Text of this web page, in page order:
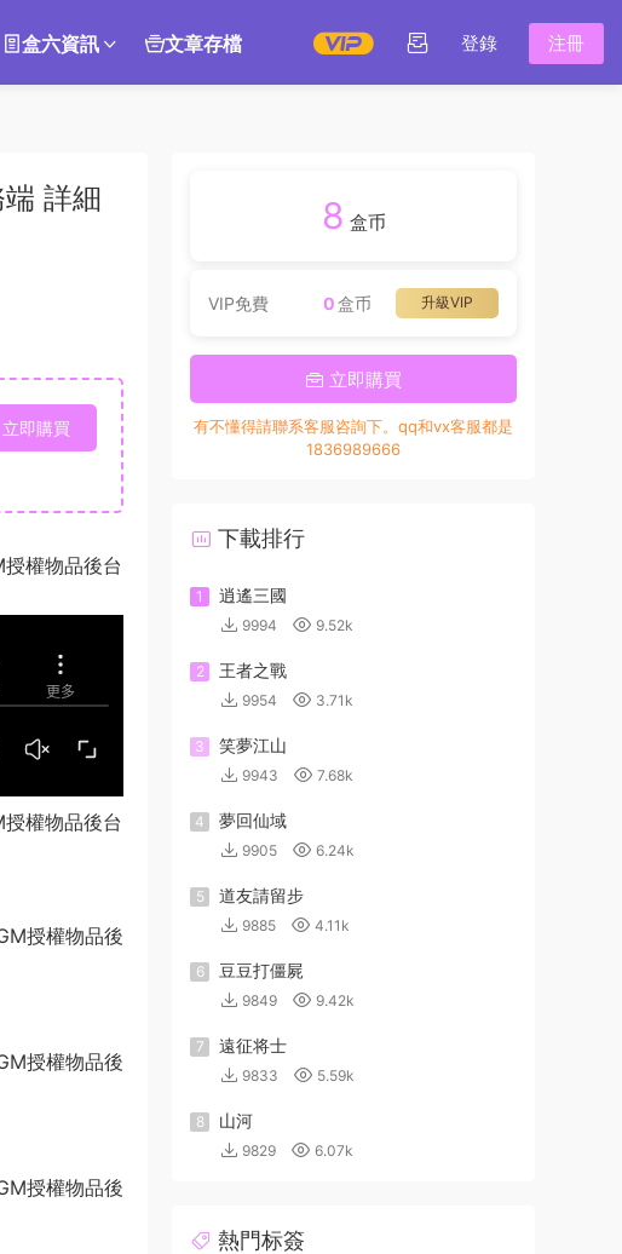
盒六資訊 文章存檔 登錄 注冊
詳細
立即購買
權物品後台
權物品後台
8 盒币
VIP免費 升級VIP
0盒币
立即購買
有不懂得請聯系客服咨詢下。qq和vx客服都是
1836989666
下載排行
1 逍遙三國
9994 9.52k
2 王者之戰
9954 3.71k
3 笑夢江山
9943 7.68k
4 夢回仙域
9905 6.24k
5 道友請留步
9885 4.11k
6 豆豆打僵屍
9849 9.42k
7 遠征将士
9833 5.59k
8 山河
9829 6.07k
熱門标簽